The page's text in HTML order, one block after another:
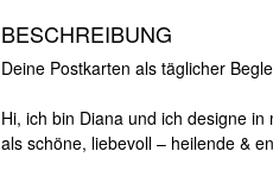
BESCHREIBUNG
Deine Postkarten als täglicher
Hi, ich bin Diana und ich designe
als schöne, liebevoll – heilende &